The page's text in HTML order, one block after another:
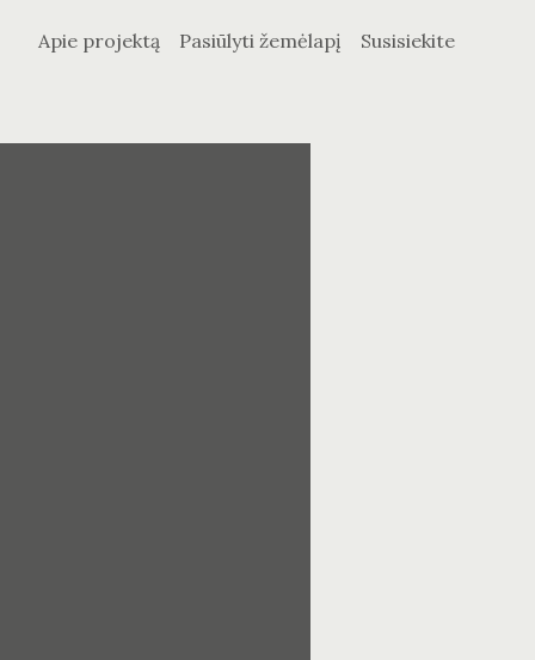
Susisiekite
Pasiūlyti žemėlapį
Apie projektą